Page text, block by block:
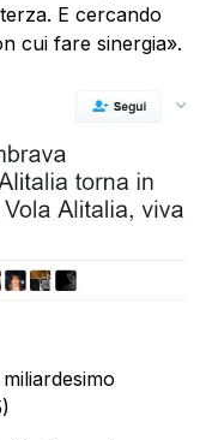
E cercando
cui fare sinergia».